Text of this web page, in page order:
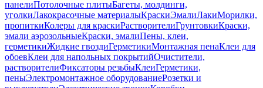
панелиПотолочные плитыБагеты, молдинги,
уголкиЛакокрасочные материалыКраскиЭмалиЛакиМорилки,
пропиткиКолеры для краскиРастворителиГрунтовкиКраски,
эмали аэрозольныеКраски, эмалиПены, клеи,
герметикиЖидкие гвоздиГерметикиМонтажная пенаКлеи для
обоевКлеи для напольных покрытийОчистители,
растворителиФиксаторы резьбыКлеиГерметики,
пеныЭлектромонтажное оборудованиеРозетки и